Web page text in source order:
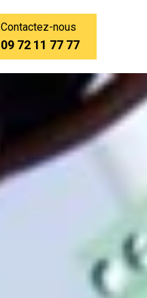
Contactez-nous
09 72 11 77 77